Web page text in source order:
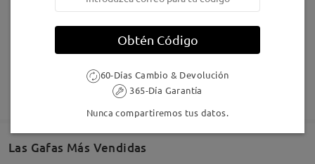
TR17150 18,95 € TM39028
Las Gafas Más Vendidas
Obtén Código
60-Días Cambio & Devolución
365-Día Garantía
Nunca compartiremos tus datos.